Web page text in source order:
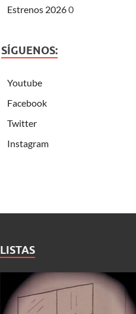
Estrenos 20260
SÍGUENOS:
Youtube
Facebook
Twitter
Instagram
LISTAS